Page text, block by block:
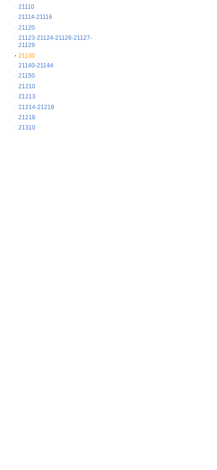
21110
21114-21116
21120
21123-21124-21126-21127-
21129
21130
21140-21144
21150
21210
21213
21214-21218
21218
21310